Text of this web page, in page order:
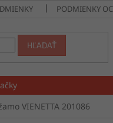
PODMIENKY
HĽADAŤ
VIENETTA 201086